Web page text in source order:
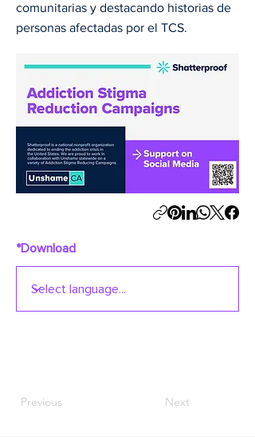
comunitarias y destacando historias de
personas afectadas por el TCS.
*Download
Previous Next